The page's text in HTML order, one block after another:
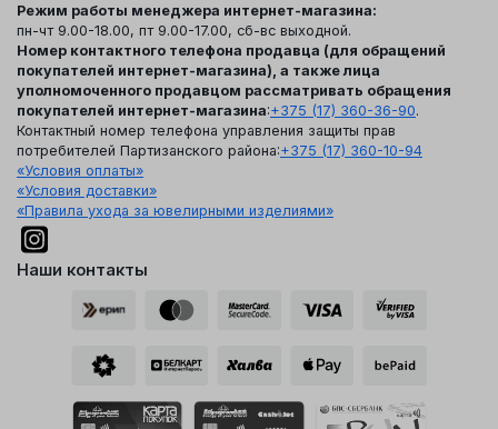
Режим работы менеджера интернет-магазина:
пн-чт 9.00-18.00, пт 9.00-17.00, сб-вс выходной.
Номер контактного телефона продавца (для обращений
покупателей интернет-магазина), а также лица
уполномоченного продавцом рассматривать обращения
покупателей интернет-магазина:+375 (17) 360-36-90.
Контактный номер телефона управления защиты прав
потребителей Партизанского района:+375 (17) 360-10-94
«Условия оплаты»
«Условия доставки»
«Правила ухода за ювелирными изделиями»
Наши контакты